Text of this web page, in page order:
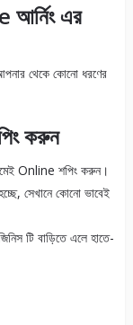
আর্নিং এর
থেকে কোনো ধরণের
করুন
Online শপিং করুন।
সেখানে কোনো ভাবেই
টি বাড়িতে এলে হাতে-